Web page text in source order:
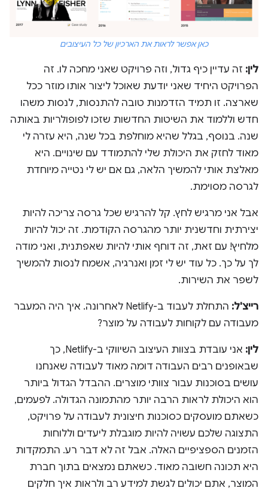
כאן אפשר לראות את הארכיון של כל העיצובים
לין: זה עדיין כיף גדול, וזה פרויקט שאני מחכה לו. זה
הפרויקט היחיד שאני יודעת שאוכל ליצור אותו מוזר ככל
שארצה. זו תמיד הזדמנות טובה להתנסות, לנסות משהו
חדש וללמוד את השיטות החדשות שזכו לפופולריות באותה
שנה. בנוסף, בגלל שהיא מוחלפת בכל שנה, היא עזרה לי
מאוד לחזק את היכולת שלי להתמודד עם שינויים. היא
מאלצת אותי להמשיך הלאה, גם אם יש לי נטייה מיוחדת
לגרסה מסוימת.
אבל אני מרגיש לחץ. קל להרגיש שכל גרסה צריכה להיות
יצירתית וחדשנית יותר מהגרסה הקודמת. זה יכול להיות
מלחיץ! עם זאת, זה דוחף אותי להיות שאפתנית, ואני מודה
לך על כך. כל עוד יש לי זמן ואנרגיה, אשמח לנסות להמשיך
לשפר את השירות.
רייצ'ל:
התחלת לעבוד ב-Netlify לאחרונה. איך היה המעבר
מעבודה עם לקוחות לעבודה על מוצר?
לין:
אני עובדת בצוות העיצוב השיווקי ב-Netlify, כך
שבאופנים רבים העבודה דומה מאוד לעבודה שאנחנו
עושים בסוכנות עבור צוותי מוצרים. ההבדל הגדול ביותר
הוא היכולת לראות הרבה יותר מהתמונה הגדולה. לפעמים,
כשאתם מועסקים כסוכנות חיצונית לעבודה על פרויקט,
התצוגה שלכם עשויה להיות מוגבלת ליעדים וללוחות
הזמנים הספציפיים האלה. אבל זה לא דבר רע. התמקדות
היא תכונה חשובה מאוד. כשאתם נמצאים בתוך חברת
המוצר, אתם יכולים לגשת למידע רב ולראות איך חלקים